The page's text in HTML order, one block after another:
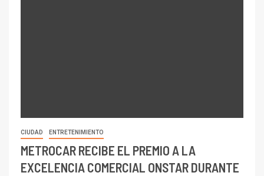
CIUDAD ENTRETENIMIENTO
METROCAR RECIBE EL PREMIO A LA
EXCELENCIA COMERCIAL ONSTAR DURANTE